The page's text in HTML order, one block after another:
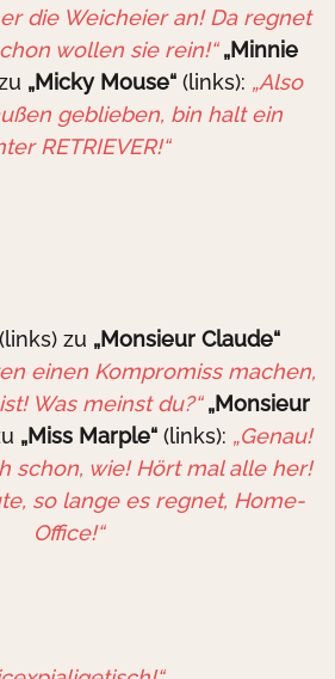
die Weicheier an! Da regnet
wollen sie rein!“ „Minnie
„Micky Mouse“ (links): „Also
geblieben, bin halt ein
RETRIEVER!“
(links) zu „Monsieur Claude“
einen Kompromiss machen,
Was meinst du?“ „Monsieur
„Miss Marple“ (links): „Genau!
schon, wie! Hört mal alle her!
so lange es regnet, Home-
Office!“